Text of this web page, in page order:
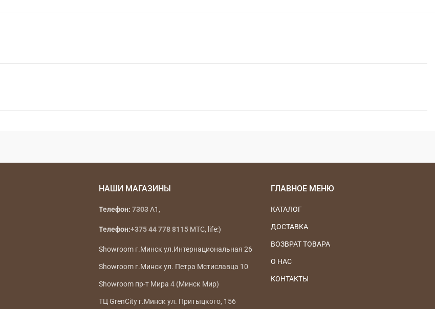
НАШИ МАГАЗИНЫ
Телефон: 7303A1,
Телефон:+375 44 778 8115 МТС, life:)
Showroom г.Минск ул.Интернациональная 26
Showroom г.Минск ул. Петра Мстиславца 10
Showroom пр-т Мира 4 (Минск Мир)
ТЦ GrenCity г.Минск ул. Притыцкого, 156
ГЛАВНОЕ МЕНЮ
КАТАЛОГ
ДОСТАВКА
ВОЗВРАТ ТОВАРА
О НАС
КОНТАКТЫ